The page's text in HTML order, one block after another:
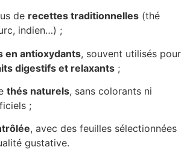
de recettes traditionnelles (thé
indien…) ;
en antioxydants, souvent utilisés pour
digestifs et relaxants ;
thés naturels, sans colorants ni
;
, avec des feuilles sélectionnées
gustative.